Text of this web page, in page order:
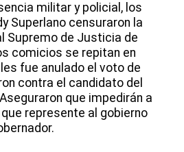
militar y policial, los
Superlano censuraron la
Supremo de Justicia de
comicios se repitan en
fue anulado el voto de
contra el candidato del
que impedirán a
represente al gobierno